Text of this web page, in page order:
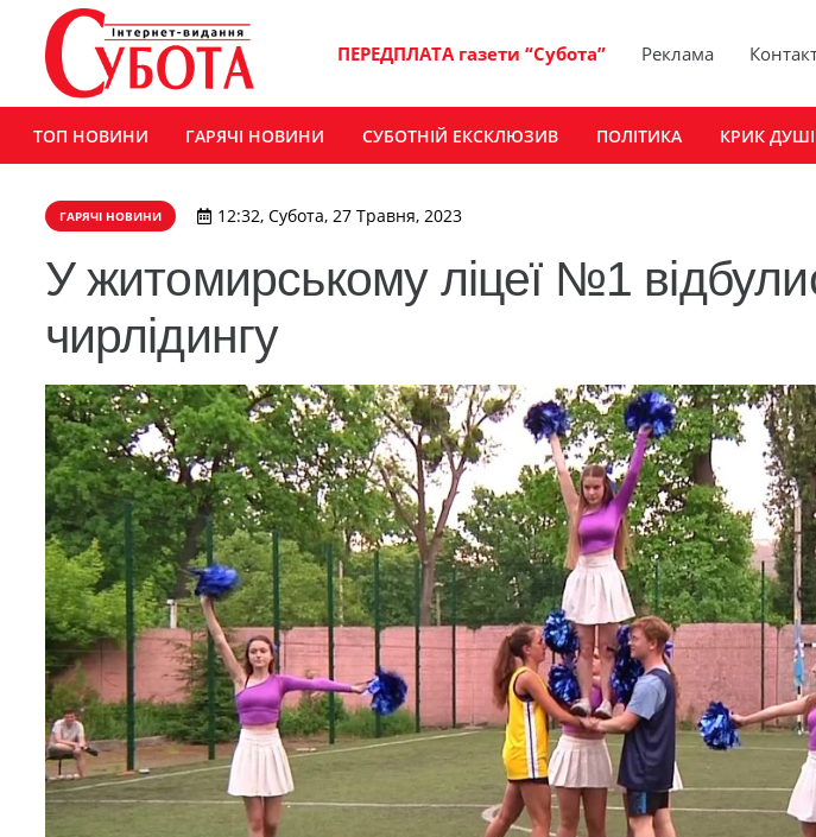
ПЕРЕДПЛАТА газети “Субота” Реклама
ТОП НОВИНИ ГАРЯЧІ НОВИНИ СУБОТНІЙ ЕКСКЛЮЗИВ ПОЛІТИКА КРИК ДУШІ
ГАРЯЧІ НОВИНИ 12:32, Субота, 27 Травня, 2023
У житомирському ліцеї №1
чирлідингу